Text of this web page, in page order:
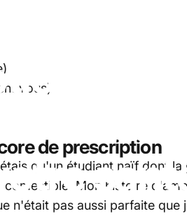
vous)
de prescription
qu'un étudiant naïf dont
Mon histoire
n'était pas aussi parfaite que